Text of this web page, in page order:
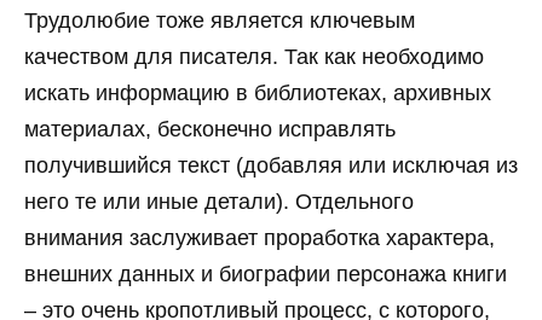
Трудолюбие тоже является ключевым
качеством для писателя. Так как необходимо
искать информацию в библиотеках, архивных
материалах, бесконечно исправлять
получившийся текст (добавляя или исключая из
него те или иные детали). Отдельного
внимания заслуживает проработка характера,
внешних данных и биографии персонажа книги
– это очень кропотливый процесс, с которого,